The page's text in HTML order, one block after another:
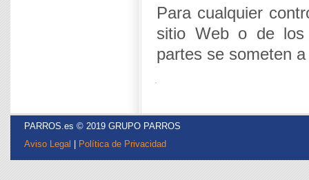
Para cualquier
sitio Web o de los
partes se someten
PARROS.es © 2019 GRUPO PARROS
Aviso Legal
Política de Privacidad